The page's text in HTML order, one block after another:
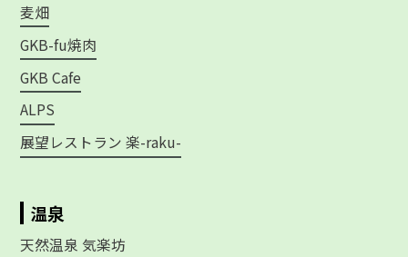
麦畑
GKB-fu焼肉
GKB Cafe
ALPS
展望レストラン 楽-raku-
温泉
天然温泉 気楽坊